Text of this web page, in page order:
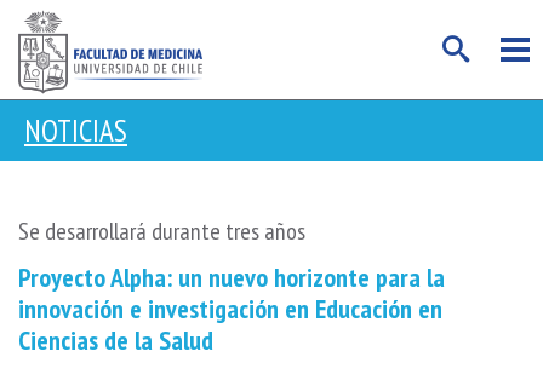
NOTICIAS
Se desarrollará durante tres años
Proyecto Alpha: un nuevo horizonte para la
innovación e investigación en Educación en
Ciencias de la Salud